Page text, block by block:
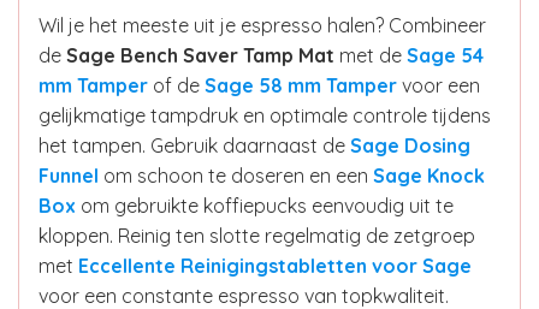
Wil je het meeste uit je espresso halen? Combineer
de Sage Bench Saver Tamp Mat met de Sage 54
mm Tamper of de Sage 58 mm Tamper voor een
gelijkmatige tampdruk en optimale controle tijdens
het tampen. Gebruik daarnaast de Sage Dosing
Funnel om schoon te doseren en een Sage Knock
Box om gebruikte koffiepucks eenvoudig uit te
kloppen. Reinig ten slotte regelmatig de zetgroep
met Eccellente Reinigingstabletten voor Sage
voor een constante espresso van topkwaliteit.